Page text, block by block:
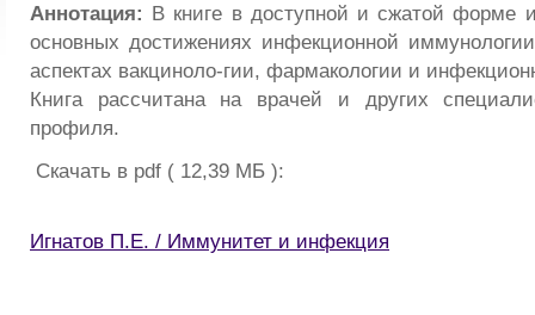
Аннотация: В книге в доступной и сжатой форме
основных достижениях инфекционной
аспектах вакциноло-гии, фармакологии и
Книга рассчитана на врачей и других
профиля.
Скачать в pdf ( 12,39 МБ ):
Игнатов П.Е. / Иммунитет и инфекция